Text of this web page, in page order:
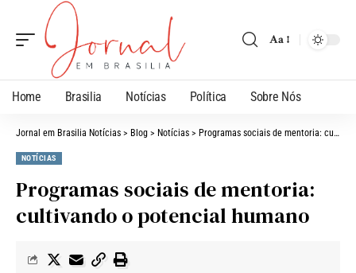
Aa
Home Brasilia Notícias Política Sobre Nós
Jornal em Brasilia Notícias > Blog > Notícias > Programas sociais de mentoria: cultivando o potencial humano
NOTÍCIAS
Programas sociais de mentoria:
cultivando o potencial humano